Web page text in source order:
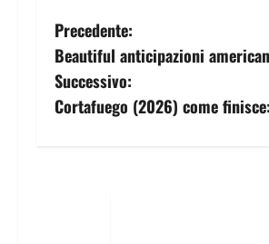
Precedente:
Beautiful anticipazioni
Successivo:
Cortafuego (2026) come